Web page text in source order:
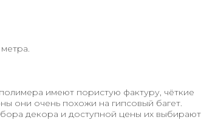
имеют пористую фактуру, чёткие
они очень похожи на гипсовый багет.
декора и доступной цены их выбирают